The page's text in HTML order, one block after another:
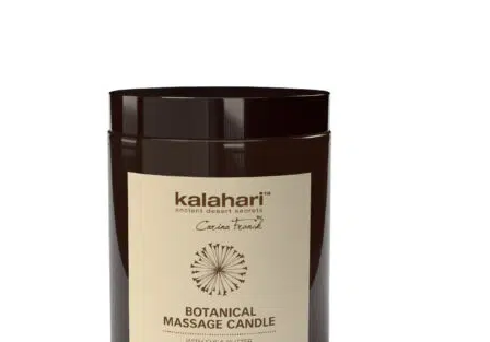
Bags)